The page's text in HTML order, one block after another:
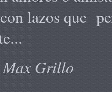
lazos que
Max Grillo